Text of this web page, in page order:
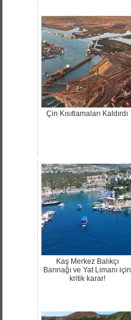
Çin Kısıtlamaları Kaldırdı
Kaş Merkez Balıkçı
Barınağı ve Yat Limanı için
kritik karar!